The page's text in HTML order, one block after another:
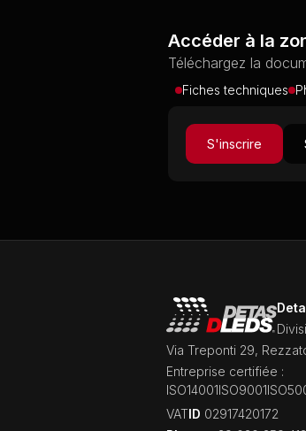
Accéder à la
Téléchargez la
Fiches techniques
S'inscrire
Via Treponti 29,
Entreprise certifiée :
ISO14001ISO9001
‍VATID 02917420172